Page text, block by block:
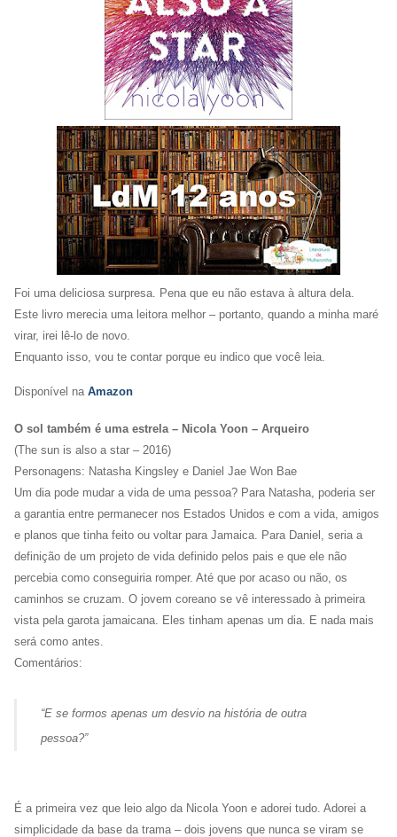
Foi uma deliciosa surpresa. Pena que eu não estava à altura dela.
Este livro merecia uma leitora melhor – portanto, quando a minha maré
virar, irei lê-lo de novo.
Enquanto isso, vou te contar porque eu indico que você leia.
Disponível na Amazon
O sol também é uma estrela – Nicola Yoon – Arqueiro
(The sun is also a star – 2016)
Personagens: Natasha Kingsley e Daniel Jae Won Bae
Um dia pode mudar a vida de uma pessoa? Para Natasha, poderia ser
a garantia entre permanecer nos Estados Unidos e com a vida, amigos
e planos que tinha feito ou voltar para Jamaica. Para Daniel, seria a
definição de um projeto de vida definido pelos pais e que ele não
percebia como conseguiria romper. Até que por acaso ou não, os
caminhos se cruzam. O jovem coreano se vê interessado à primeira
vista pela garota jamaicana. Eles tinham apenas um dia. E nada mais
será como antes.
Comentários:
“E se formos apenas um desvio na história de outra
pessoa?”
É a primeira vez que leio algo da Nicola Yoon e adorei tudo. Adorei a
simplicidade da base da trama – dois jovens que nunca se viram se